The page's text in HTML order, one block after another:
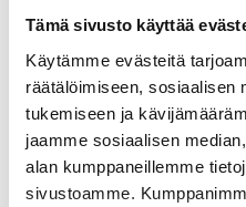
Tämä sivusto käyttää
Käytämme evästeitä
räätälöimiseen, sosiaalisen
tukemiseen ja
jaamme sosiaalisen
alan kumppaneillemme
sivustoamme.
2021
2020